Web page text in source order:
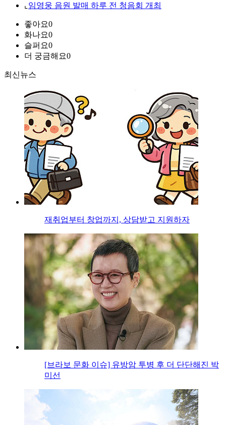
⌞ 임영웅 음원 발매 하루 전 청음회 개최
좋아요0
화나요0
슬퍼요0
더 궁금해요0
최신뉴스
재취업부터 창업까지, 상담받고 지원하자
[브라보 문화 이슈] 유방암 투병 후 더 단단해진 박
미선